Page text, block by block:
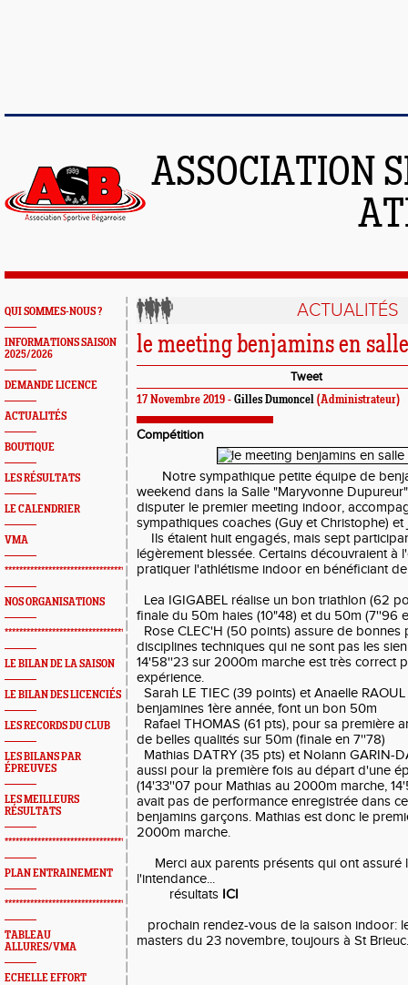
ASSOCIATION
QUI SOMMES-NOUS ?
INFORMATIONS SAISON
2025/2026
DEMANDE LICENCE
ACTUALITÉS
BOUTIQUE
LES RÉSULTATS
LE CALENDRIER
VMA
*************************************************
NOS ORGANISATIONS
*************************************************
LE BILAN DE LA SAISON
LE BILAN DES LICENCIÉS
LES RECORDS DU CLUB
LES BILANS PAR
ÉPREUVES
LES MEILLEURS
RÉSULTATS
*************************************************
PLAN ENTRAINEMENT
*************************************************
TABLEAU
ALLURES/VMA
ECHELLE EFFORT
ACTUALITÉS
le meeting benjamins en
Tweet
17 Novembre 2019 - Gilles Dumoncel (Administrateur)
Compétition
Notre sympathique petite équipe de
weekend dans la Salle "Maryvonne
disputer le premier meeting indoor,
sympathiques coaches (Guy et Christophe)
Ils étaient huit engagés, mais sept
légèrement blessée. Certains découvraient à
pratiquer l'athlétisme indoor en bénéficiant
Lea IGIGABEL réalise un bon triathlon (62
finale du 50m haies (10"48) et du 50m (7''96
Rose CLEC'H (50 points) assure de bonnes
disciplines techniques qui ne sont pas les
14'58''23 sur 2000m marche est très correct
expérience.
Sarah LE TIEC (39 points) et Anaelle
benjamines 1ère année, font un bon 50m
Rafael THOMAS (61 pts), pour sa première
de belles qualités sur 50m (finale en 7''78)
Mathias DATRY (35 pts) et Nolann GARIN-
aussi pour la première fois au départ d'une
(14'33''07 pour Mathias au 2000m marche,
avait pas de performance enregistrée dans
benjamins garçons. Mathias est donc le
2000m marche.
Merci aux parents présents qui ont assuré
l'intendance...
résultats ICI
prochain rendez-vous de la saison indoor:
masters du 23 novembre, toujours à St Brieuc.